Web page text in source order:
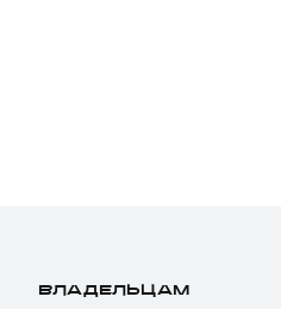
ВЛАДЕЛЬЦАМ